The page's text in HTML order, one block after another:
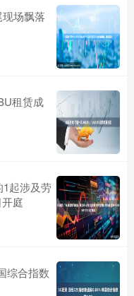
场飘落
租赁成
起涉及劳
庭
综合指数